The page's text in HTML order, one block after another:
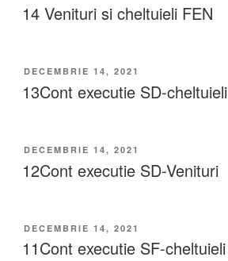
14 Venituri si cheltuieli FEN
DECEMBRIE 14, 2021
13Cont executie SD-cheltuieli
DECEMBRIE 14, 2021
12Cont executie SD-Venituri
DECEMBRIE 14, 2021
11Cont executie SF-cheltuieli